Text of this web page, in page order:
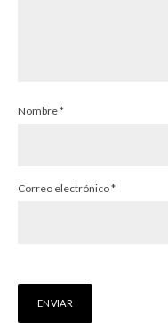
Nombre*
Correo electrónico*